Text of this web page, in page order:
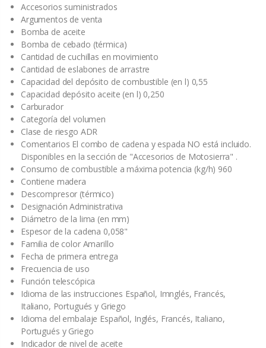
Accesorios suministrados
Argumentos de venta
Bomba de aceite
Bomba de cebado (térmica)
Cantidad de cuchillas en movimiento
Cantidad de eslabones de arrastre
Capacidad del depósito de combustible (en l) 0,55
Capacidad depósito aceite (en l) 0,250
Carburador
Categoría del volumen
Clase de riesgo ADR
Comentarios El combo de cadena y espada NO está incluido.
Disponibles en la sección de "Accesorios de Motosierra" .
Consumo de combustible a máxima potencia (kg/h) 960
Contiene madera
Descompresor (térmico)
Designación Administrativa
Diámetro de la lima (en mm)
Espesor de la cadena 0,058"
Familia de color Amarillo
Fecha de primera entrega
Frecuencia de uso
Función telescópica
Idioma de las instrucciones Español, Imnglés, Francés,
Italiano, Portugués y Griego
Idioma del embalaje Español, Inglés, Francés, Italiano,
Portugués y Griego
Indicador de nivel de aceite